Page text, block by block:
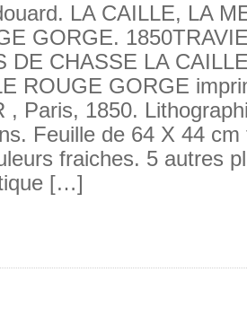
LA CAILLE, LA
GORGE.
DE CHASSE LA
ROUGE GORGE
, Paris, 1850.
Feuille de 64 X 44
fraiches. 5 autres
[…]